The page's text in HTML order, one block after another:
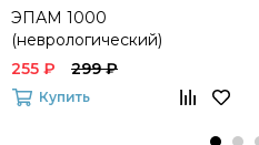
ЭПАМ 1000
(неврологический)
255 ₽
299 ₽
Купить